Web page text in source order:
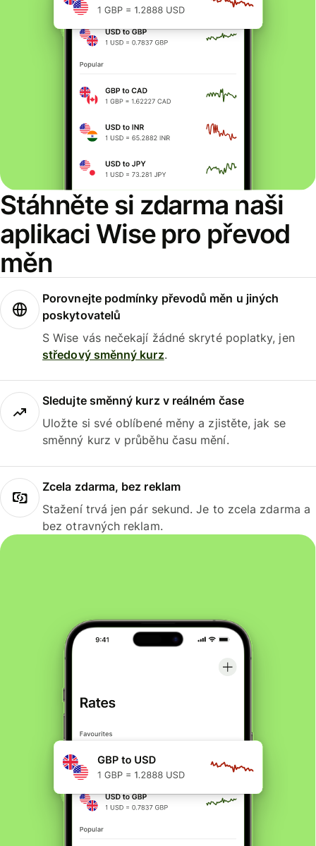
Stáhněte si zdarma naši
aplikaci Wise pro převod
měn
Porovnejte podmínky převodů měn u jiných
poskytovatelů
S Wise vás nečekají žádné skryté poplatky, jen
středový směnný kurz.
Sledujte směnný kurz v reálném čase
Uložte si své oblíbené měny a zjistěte, jak se
směnný kurz v průběhu času mění.
Zcela zdarma, bez reklam
Stažení trvá jen pár sekund. Je to zcela zdarma a
bez otravných reklam.